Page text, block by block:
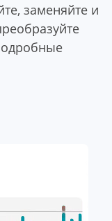
заменяйте и